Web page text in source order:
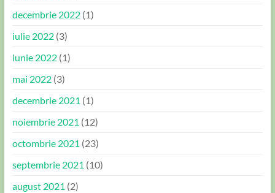
decembrie 2022(1)
iulie 2022(3)
iunie 2022(1)
mai 2022(3)
decembrie 2021 (1)
noiembrie 2021 (12)
octombrie 2021 (23)
septembrie 2021 (10)
august 2021 (2)